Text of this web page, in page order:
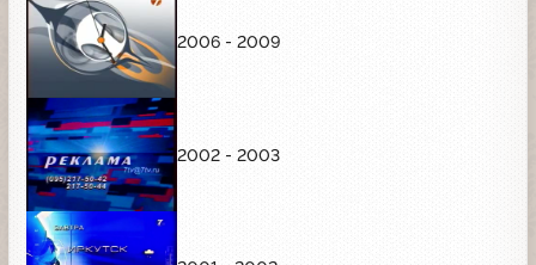
2006 - 2009
2002 - 2003